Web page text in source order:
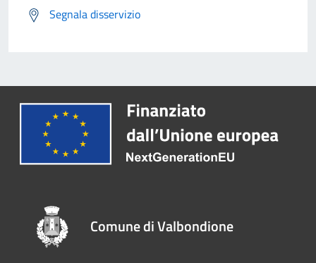
Segnala disservizio
Comune di Valbondione